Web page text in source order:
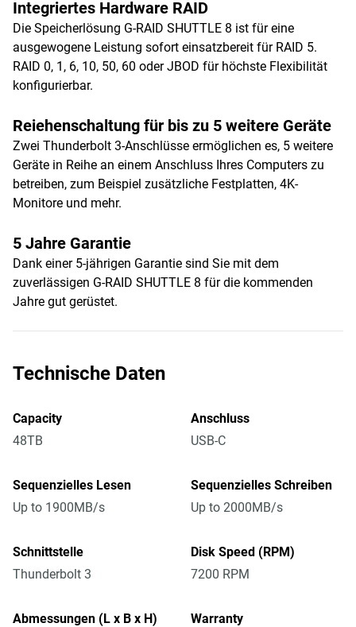
Integriertes Hardware RAID
Die Speicherlösung G-RAID SHUTTLE 8 ist für eine
ausgewogene Leistung sofort einsatzbereit für RAID 5.
RAID 0, 1, 6, 10, 50, 60 oder JBOD für höchste Flexibilität
konfigurierbar.
Reiehenschaltung für bis zu 5 weitere Geräte
Zwei Thunderbolt 3-Anschlüsse ermöglichen es, 5 weitere
Geräte in Reihe an einem Anschluss Ihres Computers zu
betreiben, zum Beispiel zusätzliche Festplatten, 4K-
Monitore und mehr.
5 Jahre Garantie
Dank einer 5-jährigen Garantie sind Sie mit dem
zuverlässigen G-RAID SHUTTLE 8 für die kommenden
Jahre gut gerüstet.
Technische Daten
Capacity
48TB
Anschluss
USB-C
Sequenzielles Lesen
Up to 1900MB/s
Sequenzielles Schreiben
Up to 2000MB/s
Schnittstelle
Thunderbolt 3
Disk Speed (RPM)
7200 RPM
Abmessungen (L x B x H)
Warranty